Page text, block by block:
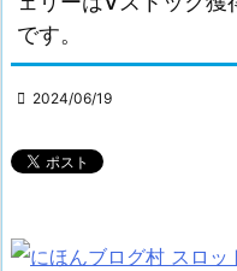
です。
 2024/06/19